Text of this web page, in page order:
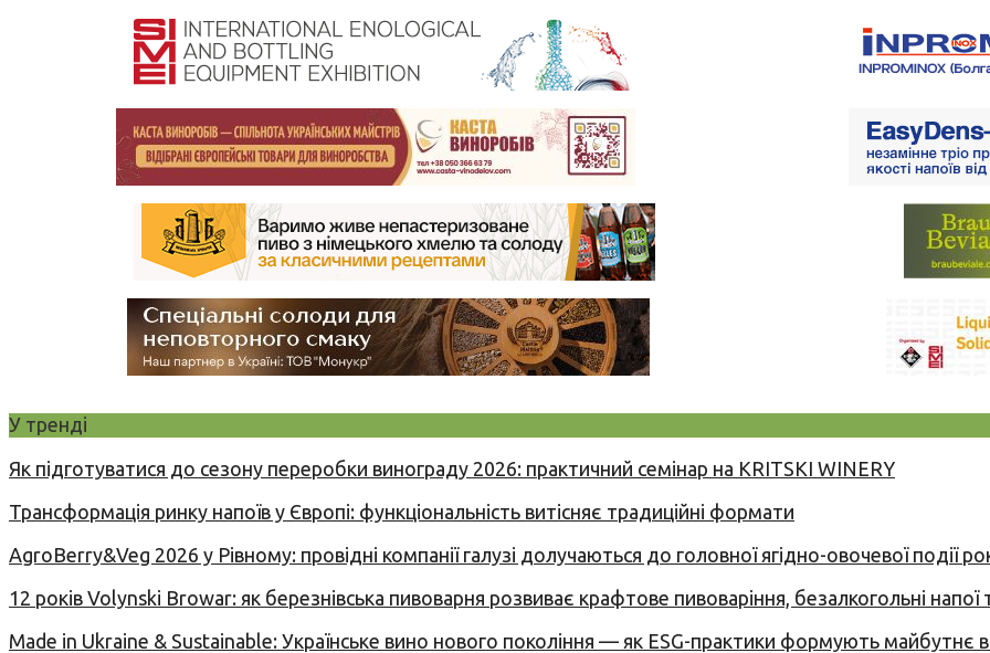
У тренді
Як підготуватися до сезону переробки винограду 2026: практичний семінар на KRITSKI WINERY
Трансформація ринку напоїв у Європі: функціональність витісняє традиційні формати
AgroBerry&Veg 2026 у Рівному: провідні компанії галузі долучаються до головної ягідно-овочевої події
12 років Volynski Browar: як березнівська пивоварня розвиває крафтове пивоваріння, безалкогольні напої
Made in Ukraine & Sustainable: Українське вино нового покоління — як ESG-практики формують майбутнє